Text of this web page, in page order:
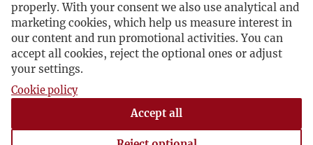
pokoju. Z braku własnej kucharki doradza
Vincenzowi przyjazd z żoną.
O „Na nieludzkiej ziemi"
Grenoble, 1949-07-04 , Stanisław Vincenz
Vincenz przesyła list do zamieszczenia
w „Kulturze". Powtarza też Czapskiemu
properly. With your consent we also use analytical and
marketing cookies, which help us measure interest in
our content and run promotional activities. You can
accept all cookies, reject the optional ones or adjust
your settings.
Cookie policy
Accept all